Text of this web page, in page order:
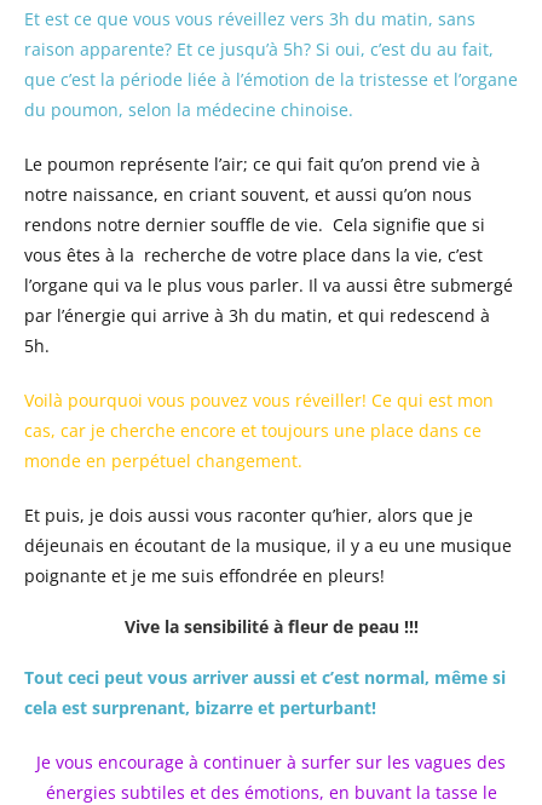
Et est ce que vous vous réveillez vers 3h du matin, sans
raison apparente? Et ce jusqu’à 5h? Si oui, c’est du au fait,
que c’est la période liée à l’émotion de la tristesse et l’organe
du poumon, selon la médecine chinoise.
Le poumon représente l’air; ce qui fait qu’on prend vie à
notre naissance, en criant souvent, et aussi qu’on nous
rendons notre dernier souffle de vie. Cela signifie que si
vous êtes à la recherche de votre place dans la vie, c’est
l’organe qui va le plus vous parler. Il va aussi être submergé
par l’énergie qui arrive à 3h du matin, et qui redescend à
5h.
Voilà pourquoi vous pouvez vous réveiller! Ce qui est mon
cas, car je cherche encore et toujours une place dans ce
monde en perpétuel changement.
Et puis, je dois aussi vous raconter qu’hier, alors que je
déjeunais en écoutant de la musique, il y a eu une musique
poignante et je me suis effondrée en pleurs!
Vive la sensibilité à fleur de peau !!!
Tout ceci peut vous arriver aussi et c’est normal, même si
cela est surprenant, bizarre et perturbant!
Je vous encourage à continuer à surfer sur les vagues des
énergies subtiles et des émotions, en buvant la tasse le